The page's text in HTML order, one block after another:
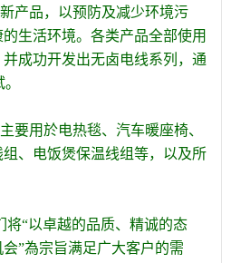
产品，以预防及减少环境污
生活环境。各类产品全部使用
成功开发出无卤电线系列，通
要用於电热毯、汽车暖座椅、
、电饭煲保温线组等，以及所
“以卓越的品质、精诚的态
”為宗旨满足广大客户的需